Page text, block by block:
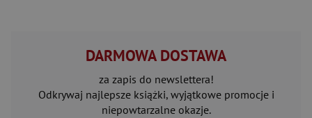
DARMOWA DOSTAWA
za zapis do newslettera!
Odkrywaj najlepsze książki, wyjątkowe promocje i
niepowtarzalne okazje.